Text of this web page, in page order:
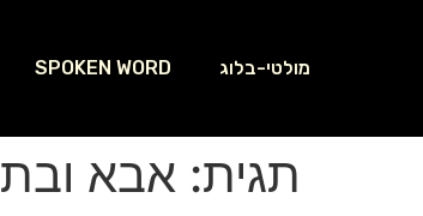
מולטי-בלוג SPOKEN WORD
תגית: אבא ובת